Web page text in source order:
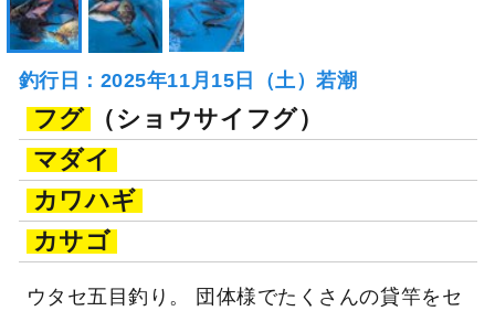
釣行日：2025年11月15日（土）若潮
フグ
（ショウサイフグ）
マダイ
カワハギ
カサゴ
ウタセ五目釣り。 団体様でたくさんの貸竿をセ